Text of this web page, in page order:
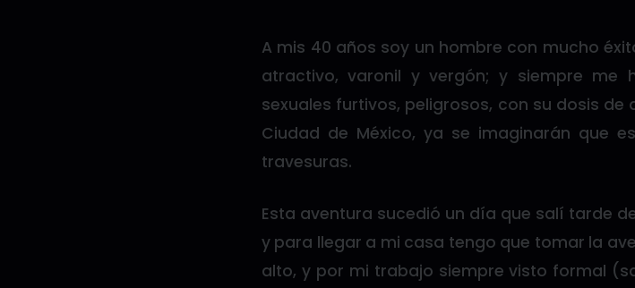
A mis 40 años soy un hombre con mucho
atractivo, varonil y vergón; y siempre me
sexuales furtivos, peligrosos, con su dosis
Ciudad de México, ya se imaginarán que
travesuras.
Esta aventura sucedió un día que salí tarde
y para llegar a mi casa tengo que tomar la
alto, y por mi trabajo siempre visto formal